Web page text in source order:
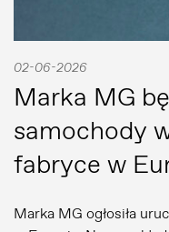
02-06-2026
Marka MG
samochody
fabryce w
Marka MG ogłosiła